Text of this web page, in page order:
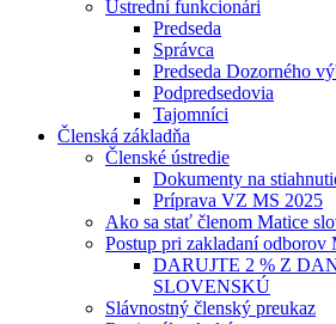
Ústrední funkcionári
Predseda
Správca
Predseda Dozorného
Podpredsedovia
Tajomníci
Členská základňa
Členské ústredie
Dokumenty na
Príprava VZ MS 2025
Ako sa stať členom Matice
Postup pri zakladaní odborov
DARUJTE 2 % Z
SLOVENSKÚ
Slávnostný členský preukaz